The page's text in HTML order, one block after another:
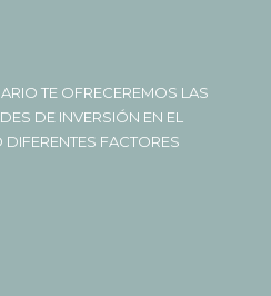
TE OFRECEREMOS LAS
DE INVERSIÓN EN EL
FACTORES